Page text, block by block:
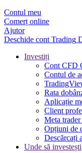
Contul meu
Comerț online
Ajutor
Deschide cont Trading
Investiți
Cont CFD
Contul de
Rata
Aplicație
Client
Meta trader
Opțiuni de
Descărcați
Unde să investești